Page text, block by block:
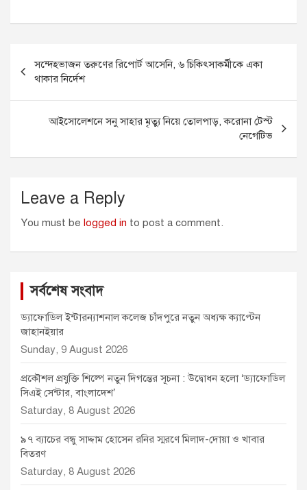
c
o
k
s
n
e
r
a
a
A
p
i
e
navigation
সন্দেহভাজন তরুণের রিপোর্ট আসেনি, ৬ চিকিৎসাকর্মীকে একা
থাকার নির্দেশ
আইসোলেশনে সনু সাহার মৃত্যু নিয়ে তোলপাড়, করোনা টেস্ট
নেগেটিভ
Leave a Reply
You must be logged in to post a comment.
সর্বশেষ সংবাদ
ড্যাফোডিল ইন্টারন্যাশনাল কলেজ চাঁদপুরে নতুন অধ্যক্ষ ক্যাপ্টেন
জাহানইয়ার
Sunday, 9 August 2026
প্রকৌশল প্রযুক্তি শিল্পে নতুন দিগন্তের সূচনা : উদ্বোধন হলো ‘ড্যাফোডিল
সিএই সেন্টার, বাংলাদেশ’
Saturday, 8 August 2026
৯৭ ব্যাচের বন্ধু সাদ্দাম হোসেন রনির স্মরণে মিলাদ-দোয়া ও খাবার
বিতরণ
Saturday, 8 August 2026